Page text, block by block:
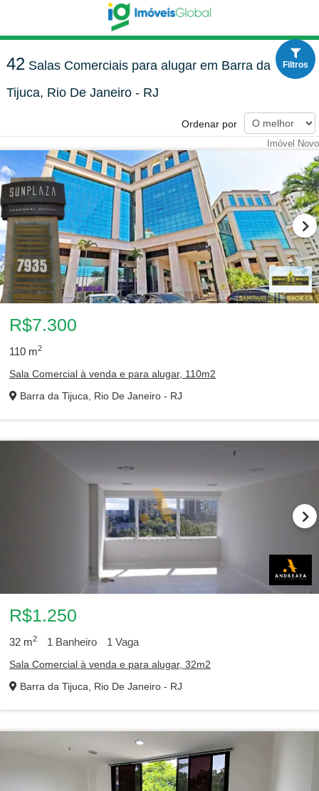
42Salas Comerciais para alugar em Barra da
Tijuca, Rio De Janeiro - RJ
Ordenar por
Imóvel Novo
R$7.300
110 m2
Sala Comercial à venda e para alugar, 110m2
Barra da Tijuca, Rio De Janeiro - RJ
R$1.250
32 m2 1 Banheiro 1 Vaga
Sala Comercial à venda e para alugar, 32m2
Barra da Tijuca, Rio De Janeiro - RJ
Filtros